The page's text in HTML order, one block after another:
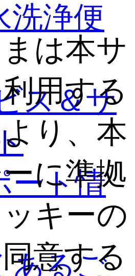
洗浄便
ス＆サ
ート情
あるご
は本サ
用する
り、本
に準拠
キーの
意する